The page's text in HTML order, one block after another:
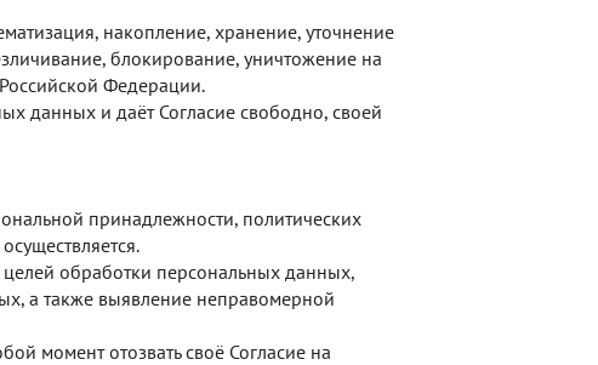
накопление, хранение, уточнение
блокирование, уничтожение на
Федерации.
данных и даёт Согласие свободно, своей
принадлежности, политических
обработки персональных данных,
а также выявление неправомерной
момент отозвать своё Согласие на